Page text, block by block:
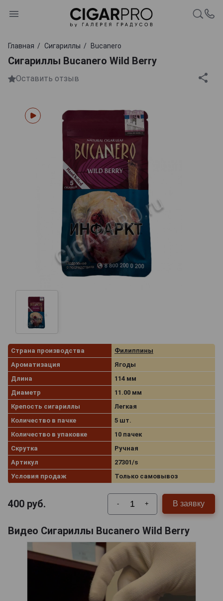
Главная Сигариллы Bucanero
Сигариллы Bucanero Wild Berry
Оставить отзыв
Страна производства
Филиппины
Ароматизация
Ягоды
Длина
114 мм
Диаметр
11.00 мм
Крепость сигариллы
Легкая
Количество в пачке
5 шт.
Количество в упаковке
10 пачек
Скрутка
Ручная
Артикул
27301/s
Условия продаж
Только самовывоз
400 руб. - + В заявку
Видео Сигариллы Bucanero Wild Berry